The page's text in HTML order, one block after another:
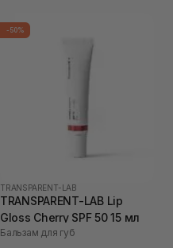
-50%
TRANSPARENT-LAB
TRANSPARENT-LAB Lip
Gloss Cherry SPF 50 15 мл
Бальзам для губ